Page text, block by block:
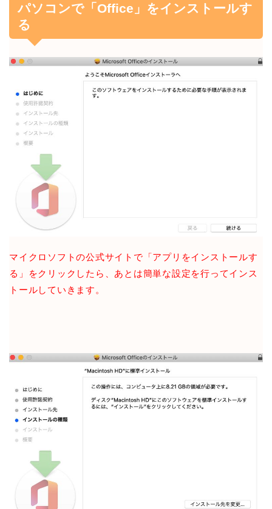
パソコンで「Office」をインストールす
る
マイクロソフトの公式サイトで「アプリをインストールす
る」をクリックしたら、あとは簡単な設定を行ってインス
トールしていきます。